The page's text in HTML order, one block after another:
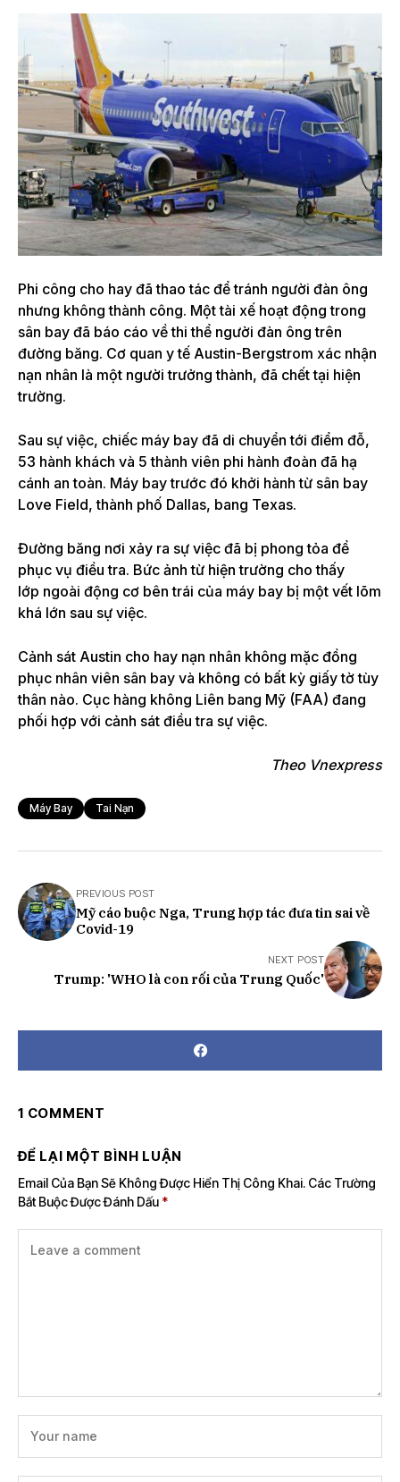
Phi công cho hay đã thao tác để tránh người đàn ông
nhưng không thành công. Một tài xế hoạt động trong
sân bay đã báo cáo về thi thể người đàn ông trên
đường băng. Cơ quan y tế Austin-Bergstrom xác nhận
nạn nhân là một người trưởng thành, đã chết tại hiện
trường.
Sau sự việc, chiếc máy bay đã di chuyển tới điểm đỗ,
53 hành khách và 5 thành viên phi hành đoàn đã hạ
cánh an toàn. Máy bay trước đó khởi hành từ sân bay
Love Field, thành phố Dallas, bang Texas.
Đường băng nơi xảy ra sự việc đã bị phong tỏa để
phục vụ điều tra. Bức ảnh từ hiện trường cho thấy
lớp ngoài động cơ bên trái của máy bay bị một vết lõm
khá lớn sau sự việc.
Cảnh sát Austin cho hay nạn nhân không mặc đồng
phục nhân viên sân bay và không có bất kỳ giấy tờ tùy
thân nào. Cục hàng không Liên bang Mỹ (FAA) đang
phối hợp với cảnh sát điều tra sự việc.
Theo Vnexpress
Máy Bay Tai Nạn
PREVIOUS POST
Mỹ cáo buộc Nga, Trung hợp tác đưa tin sai về
Covid-19
NEXT POST
Trump: 'WHO là con rối của Trung Quốc'
1 COMMENT
ĐỂ LẠI MỘT BÌNH LUẬN
Email Của Bạn Sẽ Không Được Hiển Thị Công Khai. Các Trường
Bắt Buộc Được Đánh Dấu *